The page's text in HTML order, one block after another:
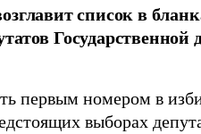
список в
Государственной
первым номером в
выборах